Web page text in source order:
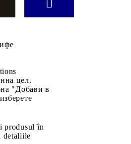
цел.
"Добави в
produsul în
detaliile